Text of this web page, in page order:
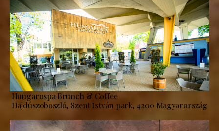
Hungarospa Brunch & Coffee
Hajdúszoboszló, Szent István park, 4200 Magyarország